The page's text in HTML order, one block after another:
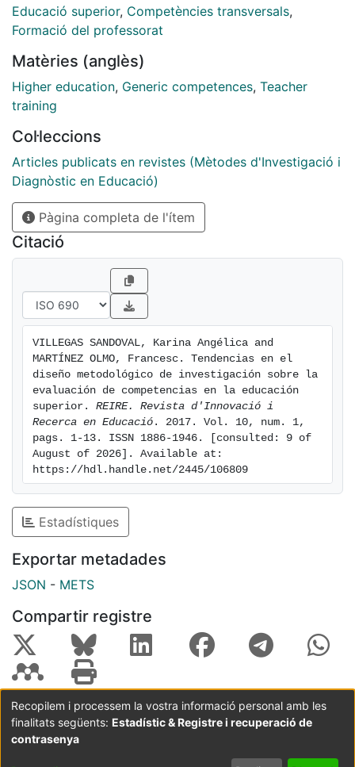
futuros proyectos de investigación al respecto. El
método de trabajo que se ha seguido para llevar a
documentos hallados en Dialnet. Los resultados
muestran que las investigaciones que tratan el asunto
señalado han ido en aumento en los últimos trece
utilizado, con diseños en su mayoría descriptivos y
evaluativos. Sin embargo, a su vez, llama la atención
que un gran número de estudios no explican ni el
método ni el diseño de investigación que han aplicado.
Se concluye que es importante que las investigaciones
presenten un apartado que aluda al diseño
metodológico para así favorecer al lector la
comprensión de los procesos de indagación que se
han llevado a cabo.
Educació superior, Competències transversals,
Formació del professorat
Matèries (anglès)
Higher education, Generic competences, Teacher
training
Col·leccions
Articles publicats en revistes (Mètodes d'Investigació i
Diagnòstic en Educació)
Pàgina completa de l'ítem
Citació
VILLEGAS SANDOVAL, Karina Angélica and
MARTÍNEZ OLMO, Francesc. Tendencias en el
diseño metodológico de investigación sobre la
evaluación de competencias en la educación
superior. REIRE. Revista d'Innovació i
Recerca en Educació . 2017. Vol. 10, num. 1,
pags. 1-13. ISSN 1886-1946. [consulted: 9 of
August of 2026]. Available at:
https://hdl.handle.net/2445/106809
Estadístiques
Exportar metadades
JSON - METS
Compartir registre
Coordinació:CRAI UB Avís legal
Metadades
subjectes a:
Recopilem i processem la vostra informació personal amb les
finalitats següents: Estadístic & Registre i recuperació de
contrasenya